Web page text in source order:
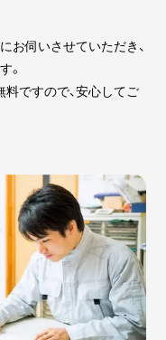
お伺いさせていただき、
。
ですので、安心してご